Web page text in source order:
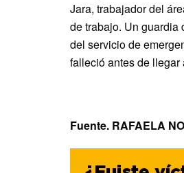
Jara, trabajador del
de trabajo. Un guardia
del servicio de
falleció antes de llegar
Fuente. RAFAELA